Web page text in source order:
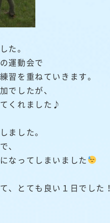
た。
運動会で
習を重ねていきます。
でしたが、
くれました♪
ました。
、
なってしまいました
、とても良い１日でした！